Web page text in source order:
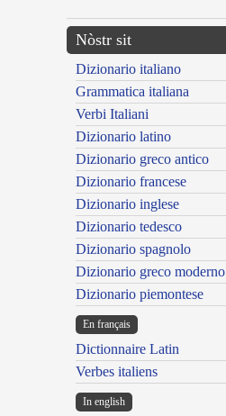
Nòstr sit
Dizionario italiano
Grammatica italiana
Verbi Italiani
Dizionario latino
Dizionario greco antico
Dizionario francese
Dizionario inglese
Dizionario tedesco
Dizionario spagnolo
Dizionario greco moderno
Dizionario piemontese
En français
Dictionnaire Latin
Verbes italiens
In english